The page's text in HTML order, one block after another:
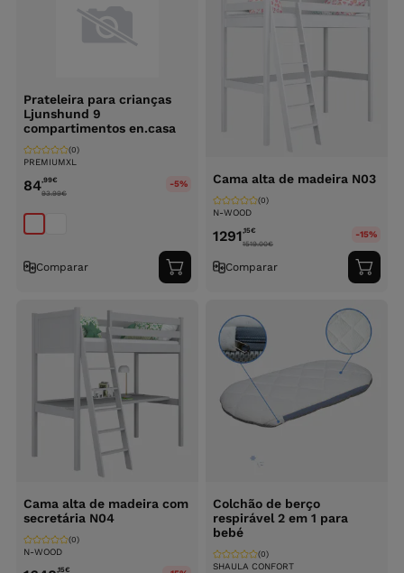
Prateleira para crianças
Ljunshund 9
compartimentos en.casa
PREMIUMXL
(0)
84 ,99€
93.99€
-5%
Comparar
Adicionar
ao
Cama alta de madeira N03
N-WOOD
(0)
1291,15€
1519.00€
-15%
Comparar
ao
Cama alta de madeira com
secretária N04
N-WOOD
(0)
,15€
Colchão de berço
respirável 2 em 1 para
bebé
SHAULA CONFORT
(0)